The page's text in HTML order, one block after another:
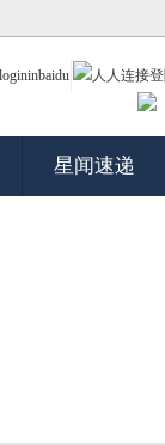
星闻速递